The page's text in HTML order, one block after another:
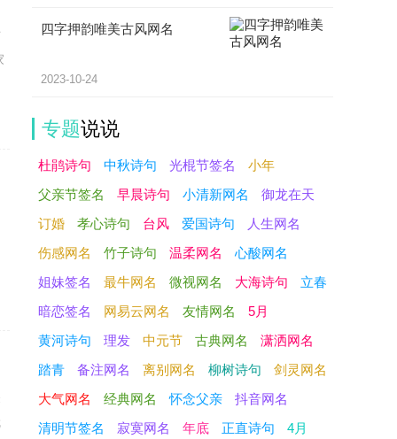
四字押韵唯美古风网名
2023-10-24
专题说说
杜鹃诗句 中秋诗句 光棍节签名
小年
父亲节签名
早晨诗句 小清新网名
御龙在天
订婚
孝心诗句 台风 爱国诗句
人生网名
伤感网名
竹子诗句 温柔网名
心酸网名
姐妹签名
最牛网名 微视网名 大海诗句
立春
暗恋签名
网易云网名 友情网名
5月
黄河诗句
理发 中元节 古典网名
潇洒网名
踏青
备注网名 离别网名 柳树诗句
剑灵网名
大气网名
经典网名 怀念父亲
抖音网名
清明节签名
寂寞网名 年底 正直诗句
4月